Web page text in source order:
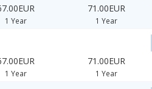
1 Year
71.00EUR
1 Year
1 Year
71.00EUR
1 Year